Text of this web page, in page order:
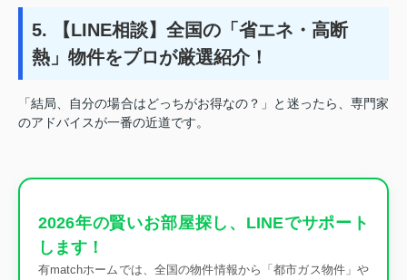
5. 【LINE相談】全国の「省エネ・高断
熱」物件をプロが厳選紹介！
「結局、自分の場合はどっちがお得なの？」と迷ったら、専門家
のアドバイスが一番の近道です。
2026年の賢いお部屋探し、LINEでサポート
します！
有matchホームでは、全国の物件情報から「都市ガス物件」や